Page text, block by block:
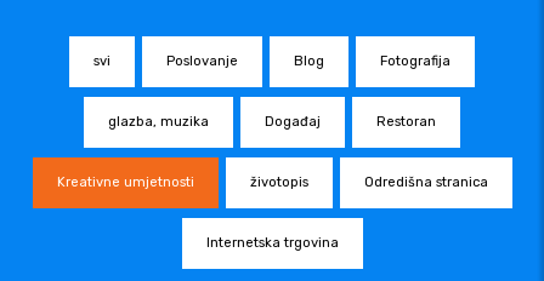
svi Poslovanje Blog Fotografija
glazba, muzika Događaj Restoran
Kreativne umjetnosti životopis Odredišna stranica
Internetska trgovina